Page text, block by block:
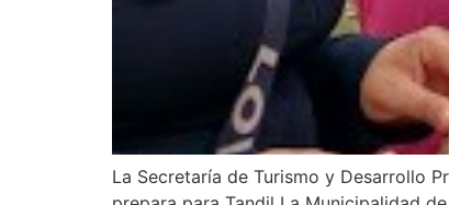
La Secretaría de Turismo y Desarrollo